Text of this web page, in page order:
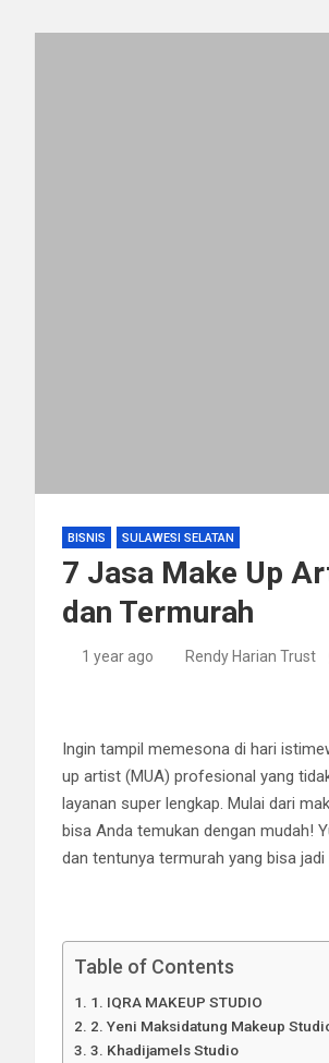
BISNIS SULAWESI SELATAN
7 Jasa Make Up
dan Termurah
1 year ago Rendy Harian Trust
Ingin tampil memesona di hari
up artist (MUA) profesional yang
layanan super lengkap. Mulai dari
bisa Anda temukan dengan mudah!
dan tentunya termurah yang bisa
Table of Contents
1. IQRA MAKEUP STUDIO
2. Yeni Maksidatung Makeup
3. Khadijamels Studio